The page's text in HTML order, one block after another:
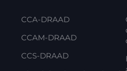
CCA-DRAAD
CCAM-DRAAD
CCS-DRAAD